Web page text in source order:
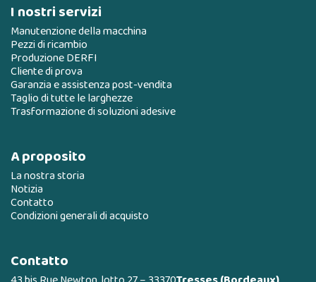
I nostri servizi
Manutenzione della macchina
Pezzi di ricambio
Produzione DERFI
Cliente di prova
Garanzia e assistenza post-vendita
Taglio di tutte le larghezze
Trasformazione di soluzioni adesive
A proposito
La nostra storia
Notizia
Contatto
Condizioni generali di acquisto
Contatto